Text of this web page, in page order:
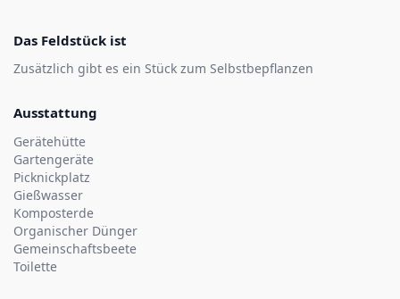
Das Feldstück ist
Zusätzlich gibt es ein Stück zum Selbstbepflanzen
Ausstattung
Gerätehütte
Gartengeräte
Picknickplatz
Gießwasser
Komposterde
Organischer Dünger
Gemeinschaftsbeete
Toilette